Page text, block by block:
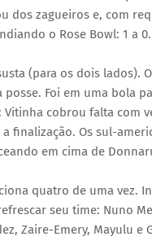
dos zagueiros e, com
o Rose Bowl: 1 a 0.
(para os dois lados).
posse. Foi em uma bola
cobrou falta com
finalização. Os sul-
em cima de
quatro de uma vez.
seu time: Nuno
Zaire-Emery, Mayulu